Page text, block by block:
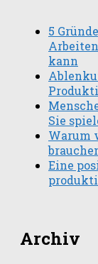
5
kann
Sie
Warum
Eine
Archiv